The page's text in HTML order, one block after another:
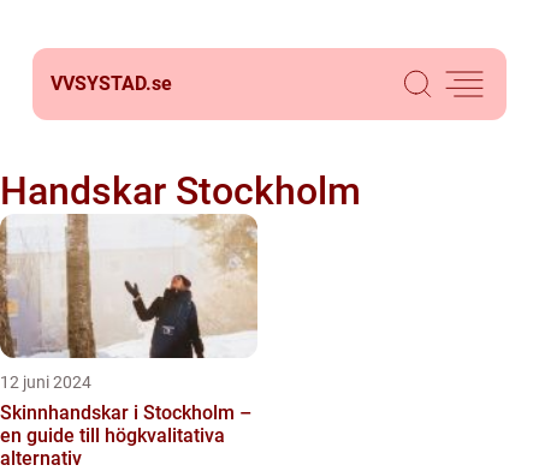
VVSYSTAD.se
Handskar Stockholm
12 juni 2024
Skinnhandskar i Stockholm –
en guide till högkvalitativa
alternativ